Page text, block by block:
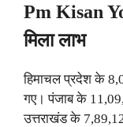
Pm Kisan
मिला लाभ
हिमाचल प्रदेश के
गए। पंजाब के
उत्तराखंड के